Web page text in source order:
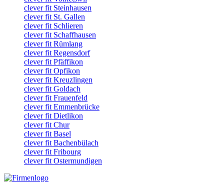
clever fit Steinhausen
clever fit St. Gallen
clever fit Schlieren
clever fit Schaffhausen
clever fit Rümlang
clever fit Regensdorf
clever fit Pfäffikon
clever fit Opfikon
clever fit Kreuzlingen
clever fit Goldach
clever fit Frauenfeld
clever fit Emmenbrücke
clever fit Dietlikon
clever fit Chur
clever fit Basel
clever fit Bachenbülach
clever fit Fribourg
clever fit Ostermundigen